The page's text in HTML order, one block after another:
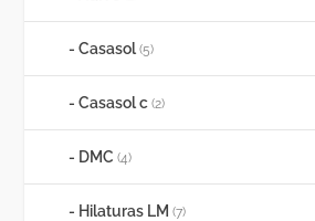
e
a
3
5
.
Casasol (5)
Casasol c (2)
DMC (4)
Hilaturas LM (7)